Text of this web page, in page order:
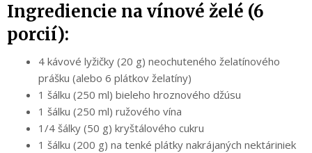
Ingrediencie na vínové želé (6
porcií):
4 kávové lyžičky (20 g) neochuteného želatínového
prášku (alebo 6 plátkov želatíny)
1 šálku (250 ml) bieleho hroznového džúsu
1 šálku (250 ml) ružového vína
1/4 šálky (50 g) kryštálového cukru
1 šálku (200 g) na tenké plátky nakrájaných nektáriniek